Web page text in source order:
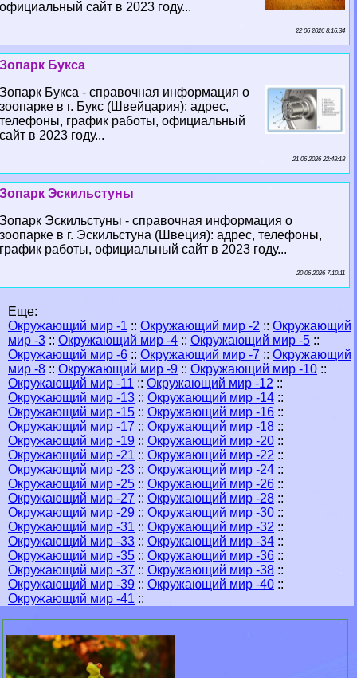
официальный сайт в 2023 году...
22 06 2026 8:16:34
Зопарк Букса
Зопарк Букса - справочная информация о
зоопарке в г. Букс (Швейцария): адрес,
телефоны, график работы, официальный
сайт в 2023 году...
21 06 2026 22:48:18
Зопарк Эскильстуны
Зопарк Эскильстуны - справочная информация о
зоопарке в г. Эскильстуна (Швеция): адрес, телефоны,
график работы, официальный сайт в 2023 году...
20 06 2026 7:10:11
Еще:
Окружающий мир -1 :: Окружающий мир -2 :: Окружающий
мир -3 :: Окружающий мир -4 :: Окружающий мир -5 ::
Окружающий мир -6 :: Окружающий мир -7 :: Окружающий
мир -8 :: Окружающий мир -9 :: Окружающий мир -10 ::
Окружающий мир -11 :: Окружающий мир -12 ::
Окружающий мир -13 :: Окружающий мир -14 ::
Окружающий мир -15 :: Окружающий мир -16 ::
Окружающий мир -17 :: Окружающий мир -18 ::
Окружающий мир -19 :: Окружающий мир -20 ::
Окружающий мир -21 :: Окружающий мир -22 ::
Окружающий мир -23 :: Окружающий мир -24 ::
Окружающий мир -25 :: Окружающий мир -26 ::
Окружающий мир -27 :: Окружающий мир -28 ::
Окружающий мир -29 :: Окружающий мир -30 ::
Окружающий мир -31 :: Окружающий мир -32 ::
Окружающий мир -33 :: Окружающий мир -34 ::
Окружающий мир -35 :: Окружающий мир -36 ::
Окружающий мир -37 :: Окружающий мир -38 ::
Окружающий мир -39 :: Окружающий мир -40 ::
Окружающий мир -41 ::